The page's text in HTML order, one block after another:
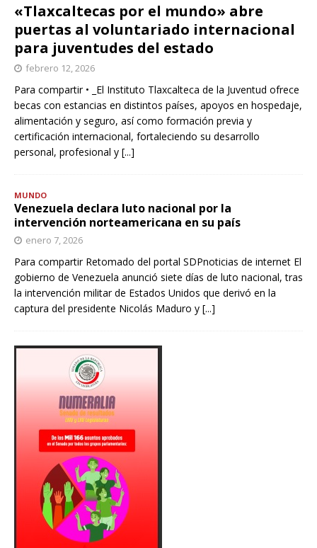
«Tlaxcaltecas por el mundo» abre
puertas al voluntariado internacional
para juventudes del estado
febrero 12, 2026
Para compartir • _El Instituto Tlaxcalteca de la Juventud ofrece
becas con estancias en distintos países, apoyos en hospedaje,
alimentación y seguro, así como formación previa y
certificación internacional, fortaleciendo su desarrollo
personal, profesional y [...]
MUNDO
Venezuela declara luto nacional por la
intervención norteamericana en su país
enero 7, 2026
Para compartir Retomado del portal SDPnoticias de internet El
gobierno de Venezuela anunció siete días de luto nacional, tras
la intervención militar de Estados Unidos que derivó en la
captura del presidente Nicolás Maduro y [...]